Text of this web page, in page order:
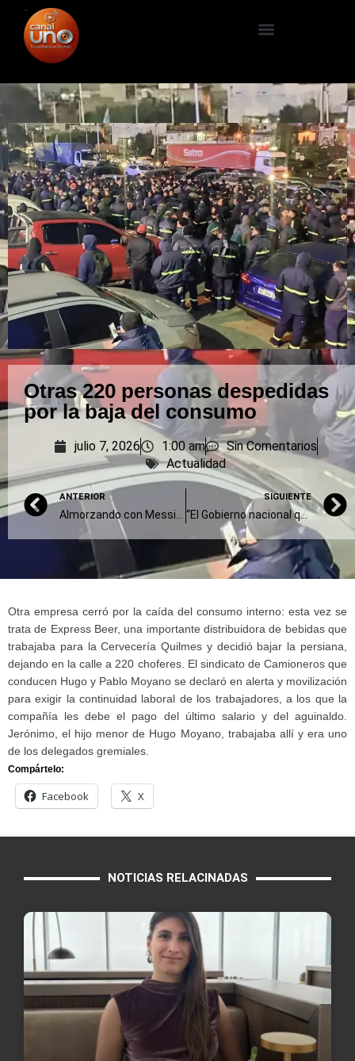
Otras 220 personas despedidas
por la baja del consumo
julio 7, 2026 1:00 am
Sin Comentarios
Actualidad
ANTERIOR
Almorzando con Messi y los campeones del mundo
SIGUIENTE
“El Gobierno nacional quiere rifar al sistema científico”
Otra empresa cerró por la caída del consumo interno: esta vez se
trata de Express Beer, una importante distribuidora de bebidas que
trabajaba para la Cervecería Quilmes y decidió bajar la persiana,
dejando en la calle a 220 choferes. El sindicato de Camioneros que
conducen Hugo y Pablo Moyano se declaró en alerta y movilización
para exigir la continuidad laboral de los trabajadores, a los que la
compañía les debe el pago del último salario y del aguinaldo.
Jerónimo, el hijo menor de Hugo Moyano, trabajaba allí y era uno
de los delegados gremiales.
Compártelo:
Facebook X
NOTICIAS RELACINADAS